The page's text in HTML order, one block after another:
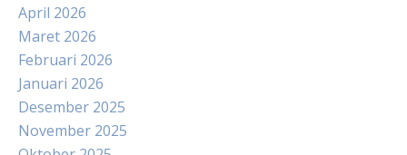
April 2026
Maret 2026
Februari 2026
Januari 2026
Desember 2025
November 2025